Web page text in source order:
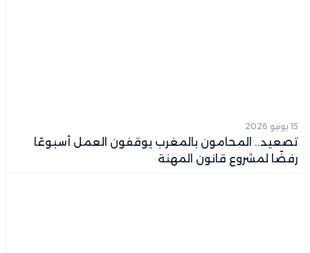
15 يونيو 2026
تصعيد.. المحامون بالمغرب يوقفون العمل أسبوعًا
رفضًا لمشروع قانون المهنة